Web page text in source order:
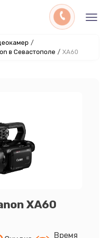
/
в Севастополе / XA60
XA60
Время